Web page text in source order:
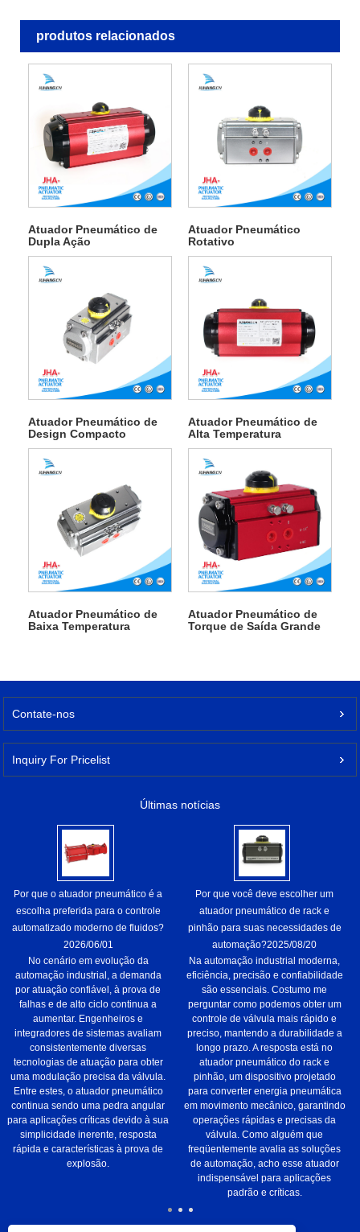
produtos relacionados
Atuador Pneumático de
Dupla Ação
Atuador Pneumático
Rotativo
Atuador Pneumático de
Design Compacto
Atuador Pneumático de
Alta Temperatura
Atuador Pneumático de
Baixa Temperatura
Atuador Pneumático de
Torque de Saída Grande
Contate-nos
Inquiry For Pricelist
Últimas notícias
Por que o atuador pneumático é a
escolha preferida para o controle
automatizado moderno de fluidos?
2026/06/01
No cenário em evolução da
automação industrial, a demanda
por atuação confiável, à prova de
falhas e de alto ciclo continua a
aumentar. Engenheiros e
integradores de sistemas avaliam
consistentemente diversas
tecnologias de atuação para obter
uma modulação precisa da válvula.
Entre estes, o atuador pneumático
continua sendo uma pedra angular
para aplicações críticas devido à sua
simplicidade inerente, resposta
rápida e características à prova de
explosão.
Por que você deve escolher um
atuador pneumático de rack e
pinhão para suas necessidades de
automação?2025/08/20
Na automação industrial moderna,
eficiência, precisão e confiabilidade
são essenciais. Costumo me
perguntar como podemos obter um
controle de válvula mais rápido e
preciso, mantendo a durabilidade a
longo prazo. A resposta está no
atuador pneumático do rack e
pinhão, um dispositivo projetado
para converter energia pneumática
em movimento mecânico, garantindo
operações rápidas e precisas da
válvula. Como alguém que
freqüentemente avalia as soluções
de automação, acho esse atuador
indispensável para aplicações
padrão e críticas.